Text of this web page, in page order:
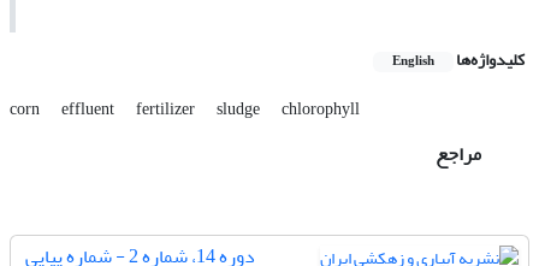
کلیدواژه‌ها English
corn effluent fertilizer sludge chlorophyll
مراجع
دوره 14، شماره 2 - شماره پیاپی